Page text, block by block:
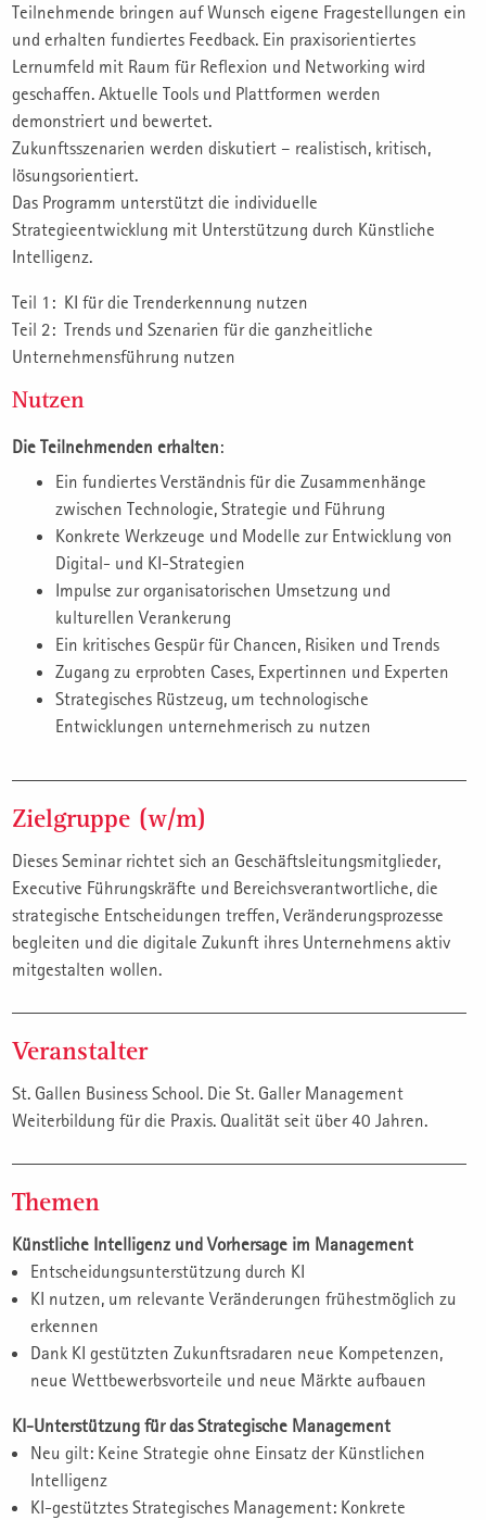
Teilnehmende bringen auf Wunsch eigene Fragestellungen ein
und erhalten fundiertes Feedback. Ein praxisorientiertes
Lernumfeld mit Raum für Reflexion und Networking wird
geschaffen. Aktuelle Tools und Plattformen werden
demonstriert und bewertet.
Zukunftsszenarien werden diskutiert – realistisch, kritisch,
lösungsorientiert.
Das Programm unterstützt die individuelle
Strategieentwicklung mit Unterstützung durch Künstliche
Intelligenz.
Teil 1: KI für die Trenderkennung nutzen
Teil 2: Trends und Szenarien für die ganzheitliche
Unternehmensführung nutzen
Nutzen
Die Teilnehmenden erhalten:
Ein fundiertes Verständnis für die Zusammenhänge
zwischen Technologie, Strategie und Führung
Konkrete Werkzeuge und Modelle zur Entwicklung von
Digital- und KI-Strategien
Impulse zur organisatorischen Umsetzung und
kulturellen Verankerung
Ein kritisches Gespür für Chancen, Risiken und Trends
Zugang zu erprobten Cases, Expertinnen und Experten
Strategisches Rüstzeug, um technologische
Entwicklungen unternehmerisch zu nutzen
Zielgruppe (w/m)
Dieses Seminar richtet sich an Geschäftsleitungsmitglieder,
Executive Führungskräfte und Bereichsverantwortliche, die
strategische Entscheidungen treffen, Veränderungsprozesse
begleiten und die digitale Zukunft ihres Unternehmens aktiv
mitgestalten wollen.
Veranstalter
St. Gallen Business School. Die St. Galler Management
Weiterbildung für die Praxis. Qualität seit über 40 Jahren.
Themen
Künstliche Intelligenz und Vorhersage im Management
Entscheidungsunterstützung durch KI
KI nutzen, um relevante Veränderungen frühestmöglich zu
erkennen
Dank KI gestützten Zukunftsradaren neue Kompetenzen,
neue Wettbewerbsvorteile und neue Märkte aufbauen
KI-Unterstützung für das Strategische Management
Neu gilt: Keine Strategie ohne Einsatz der Künstlichen
Intelligenz
KI-gestütztes Strategisches Management: Konkrete